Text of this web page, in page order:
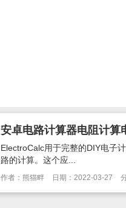
安卓电路计算器电阻计
ElectroCalc用于完整的DIY电子
路的计算。这个应...
作者：熊猫畔 日期：2022-03-27